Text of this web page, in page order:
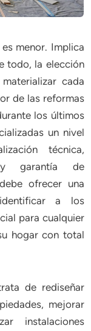
menor. Implica
todo, la elección
cada
de las reformas
los últimos
un nivel
técnica,
y garantía de
ofrecer una
a los
para cualquier
hogar con total
de rediseñar
mejorar
instalaciones